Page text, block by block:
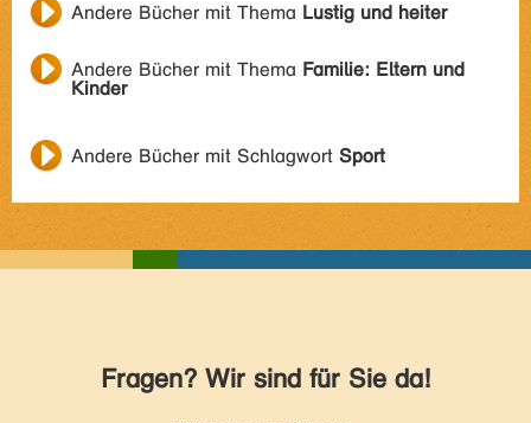
Andere Bücher mit Thema Lustig und heiter
Andere Bücher mit Thema Familie: Eltern und
Kinder
Andere Bücher mit Schlagwort Sport